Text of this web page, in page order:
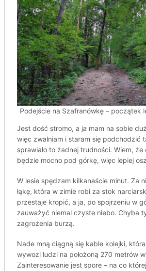
Podejście na Szafranówkę – początek
Jest dość stromo, a ja mam na sobie
więc zwalniam i staram się podchodzić
sprawiało to żadnej trudności. Wiem, że
będzie mocno pod górkę, więc lepiej
W lesie spędzam kilkanaście minut. Za
łąkę, która w zimie robi za stok
przestaje kropić, a ja, po spojrzeniu w
zauważyć niemal czyste niebo. Chyba
zagrożenia burzą.
Nade mną ciągną się kable kolejki,
wywozi ludzi na położoną 270 metrów
Zainteresowanie jest spore – na co